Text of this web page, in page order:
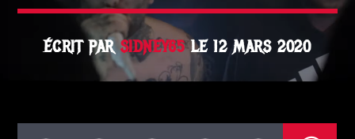
ÉCRIT PARSIDNEY65LE 12 MARS 2020